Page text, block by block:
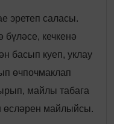
эретеп саласы.
кечкенә
басып куеп, уклау
өчпочмаклап
майлы табага
өсләрен майлыйсы.